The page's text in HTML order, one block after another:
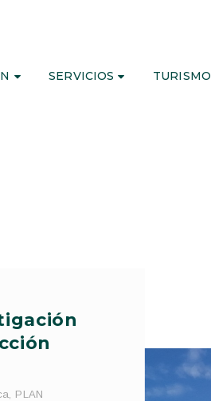
SERVICIOS TURISMO
PLAN